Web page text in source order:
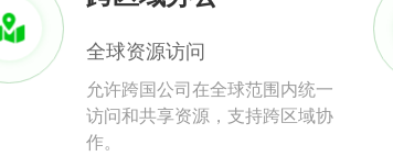
全球资源访问
允许跨国公司在全球范围内统一
访问和共享资源，支持跨区域协
作。